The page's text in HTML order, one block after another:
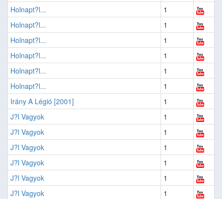
Holnapt?l...
1
Holnapt?l...
1
Holnapt?l...
1
Holnapt?l...
1
Holnapt?l...
1
Holnapt?l...
1
Irány A Légió [2001]
1
J?l Vagyok
1
J?l Vagyok
1
J?l Vagyok
1
J?l Vagyok
1
J?l Vagyok
1
J?l Vagyok
1